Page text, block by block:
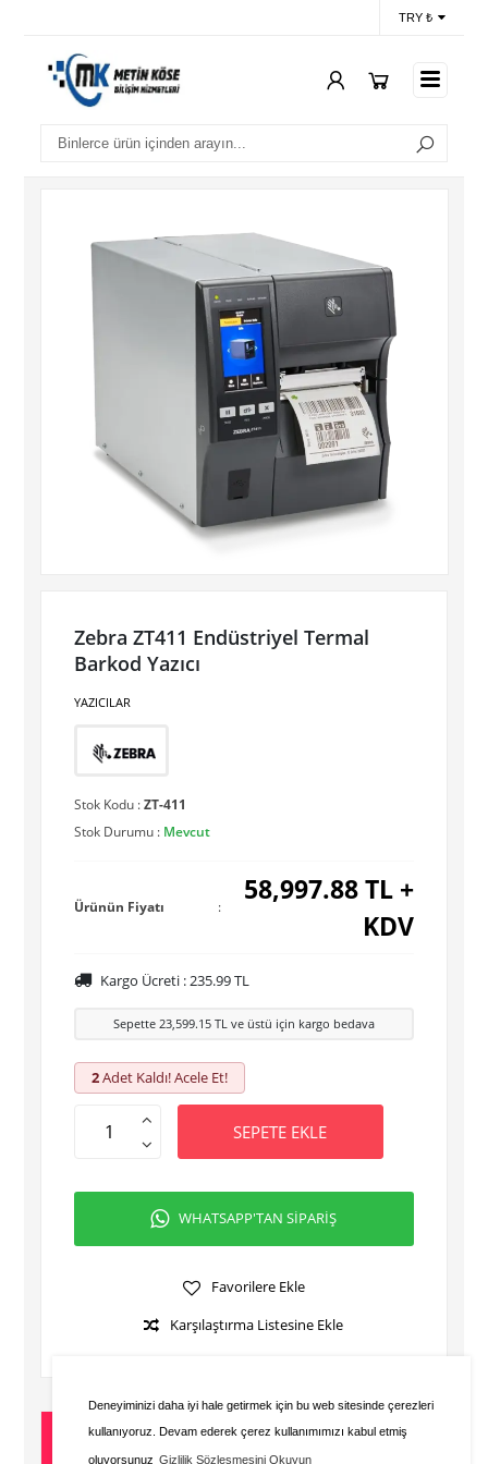
Deneyiminizi daha iyi hale getirmek için bu web sitesinde çerezleri
kullanıyoruz. Devam ederek çerez kullanımımızı kabul etmiş
oluyorsunuz Gizlilik Sözleşmesini Okuyun
TRY ₺
Zebra ZT411 Endüstriyel Termal
Barkod Yazıcı
YAZICILAR
Stok Kodu :ZT-411
Stok Durumu : Mevcut
Ürünün Fiyatı :
58,997.88TL +
KDV
Kargo Ücreti :235.99TL
Sepette 23,599.15TL ve üstü için kargo bedava
2Adet Kaldı! Acele Et!
SEPETE EKLE
WHATSAPP'TAN SİPARİŞ
Favorilere Ekle
Karşılaştırma Listesine Ekle